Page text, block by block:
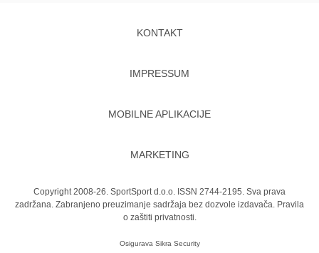
KONTAKT
IMPRESSUM
MOBILNE APLIKACIJE
MARKETING
Copyright 2008-26. SportSport d.o.o. ISSN 2744-2195. Sva prava
zadržana. Zabranjeno preuzimanje sadržaja bez dozvole izdavača. Pravila
o zaštiti privatnosti.
Osigurava Sikra Security